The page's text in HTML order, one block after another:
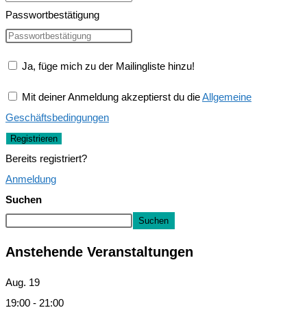
Passwortbestätigung
Ja, füge mich zu der Mailingliste hinzu!
Mit deiner Anmeldung akzeptierst du dieAllgemeine
Geschäftsbedingungen
Registrieren
Bereits registriert?
Anmeldung
Suchen
Suchen
Anstehende Veranstaltungen
Aug. 19
19:00 - 21:00